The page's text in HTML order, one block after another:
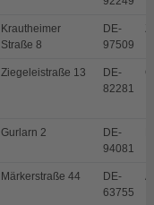
Krautheimer
Straße 8
DE-
97509
Ziegeleistraße 13
DE-
82281
Gurlarn 2
DE-
94081
Märkerstraße 44
DE-
63755